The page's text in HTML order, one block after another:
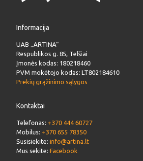
Informacija
UAB „ARTINA“
Respublikos g. 85, Telšiai
Įmonės kodas: 180218460
PVM mokėtojo kodas: LT802184610
Prekių grąžinimo sąlygos
Kontaktai
Telefonas: +370 444 60727
Mobilus: +370 655 78350
Susisiekite: info@artina.lt
Mus sekite: Facebook